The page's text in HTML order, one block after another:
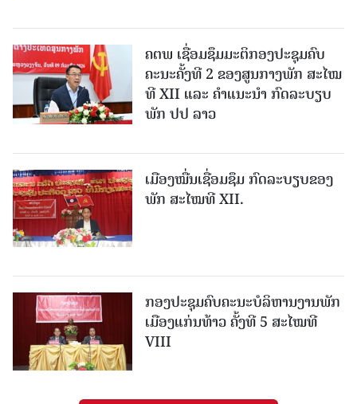
ຄຕພ ເຊື່ອມຊຶມມະຕິກອງປະຊຸມຄົບ
ຄະນະຄັ້ງທີ 2 ຂອງສູນກາງພັກ ສະໄໝ
ທີ XII ແລະ ຄໍາແນະນໍາ ກົດລະບຽບ
ພັກ ປປ ລາວ
ເມືອງ​ໝື່ນເຊື່ອມຊຶມ ກົດລະບຽບຂອງ
ພັກ ສະໄໝທີ XII.
ກອງປະຊຸມຄົບຄະນະບໍລິຫານງານພັກ
ເມືອງແກ່ນ​ທ້າວ ຄັ້ງທີ 5 ສະໄໝທີ
VIII